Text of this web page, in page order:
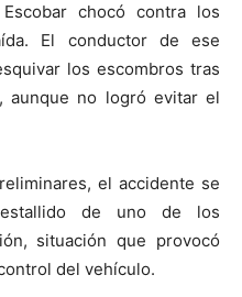
chocó contra los
El conductor de ese
los escombros tras
aunque no logró evitar el
el accidente se
de uno de los
situación que provocó
del vehículo.